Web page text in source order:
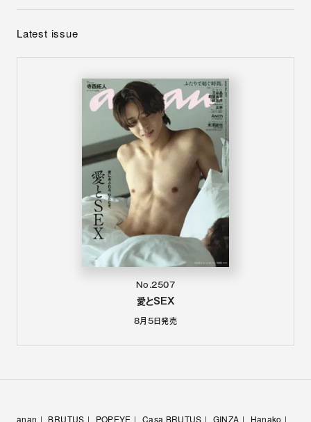
Latest issue
No.2507
愛とSEX
8月5日発売
anan BRUTUS POPEYE Casa BRUTUS GINZA Hanako